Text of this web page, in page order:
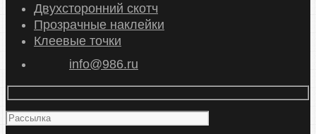
Двухсторонний скотч
Прозрачные наклейки
Клеевые точки
info@986.ru